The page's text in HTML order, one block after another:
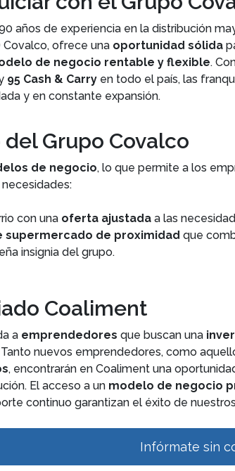
años de experiencia en la distribución
Covalco, ofrece una oportunidad sólida
de negocio rentable y flexible.
95 Cash & Carry en todo el país, las
y en constante expansión.
Grupo Covalco
de negocio, lo que permite a los
con una oferta ajustada a las
supermercado de proximidad que
insignia del grupo.
Coaliment
a emprendedores que buscan una
nuevos emprendedores, como
, encontrarán en Coaliment una
El acceso a un modelo de negocio
continuo garantizan el éxito de
Infórmate sin